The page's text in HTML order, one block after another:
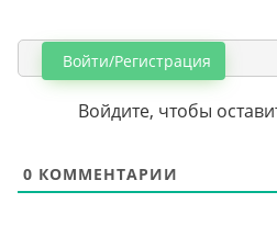
Войти/Регистрация
Войдите, чтобы
0 КОММЕНТАРИИ